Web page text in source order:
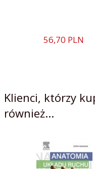
56,70 PLN
Klienci, którzy
również...